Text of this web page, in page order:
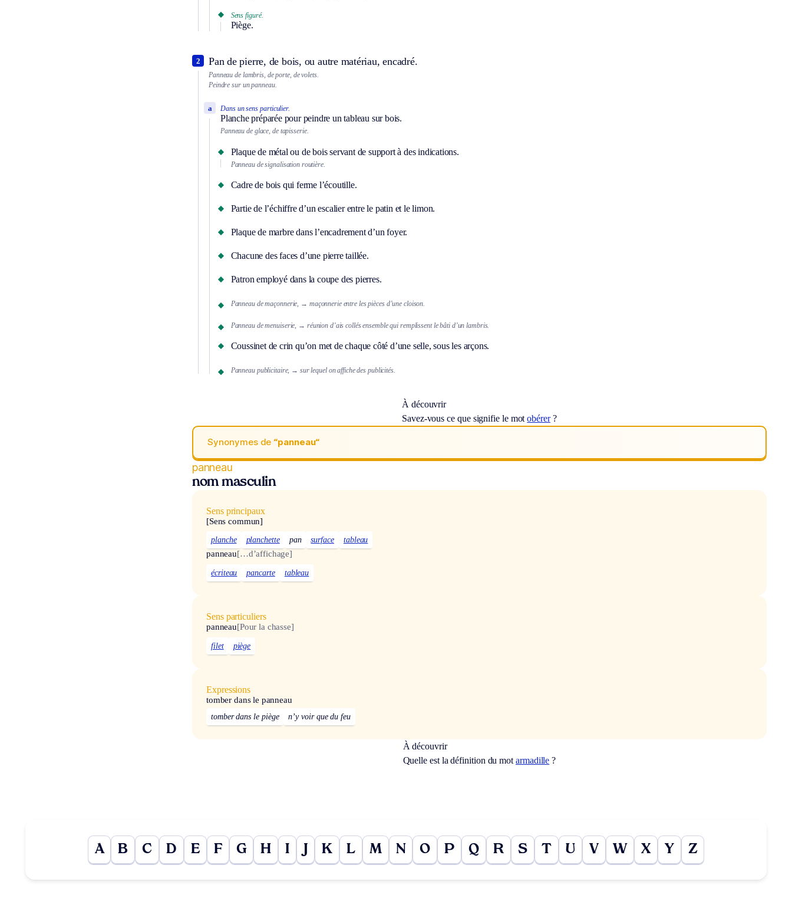
Sens figuré.
Piège.
Pan de pierre, de bois, ou autre matériau, encadré.
2
Panneau de lambris, de porte, de volets.
Peindre sur un panneau.
Dans un sens particulier.
Planche préparée pour peindre un tableau sur bois.
a
Panneau de glace, de tapisserie.
Plaque de métal ou de bois servant de support à des indications.
Panneau de signalisation routière.
Cadre de bois qui ferme l’écoutille.
Partie de l’échiffre d’un escalier entre le patin et le limon.
Plaque de marbre dans l’encadrement d’un foyer.
Chacune des faces d’une pierre taillée.
Patron employé dans la coupe des pierres.
Panneau de maçonnerie, → maçonnerie entre les pièces d’une cloison.
Panneau de menuiserie, → réunion d’ais collés ensemble qui remplissent le bâti d’un lambris.
Coussinet de crin qu’on met de chaque côté d’une selle, sous les arçons.
Panneau publicitaire, → sur lequel on affiche des publicités.
À découvrir
Savez-vous ce que signifie le motobérer?
Synonymes de “panneau“
panneau
nom masculin
Sens principaux
[Sens commun]
planche planchette pan surface tableau
panneau[…d’affichage]
écriteau pancarte tableau
Sens particuliers
panneau[Pour la chasse]
filet piège
Expressions
tomber dans le panneau
tomber dans le piège n’y voir que du feu
À découvrir
Quelle est la définition du motarmadille ?
A B C D E F G H I J K L M N O P Q R S T U V W X Y Z